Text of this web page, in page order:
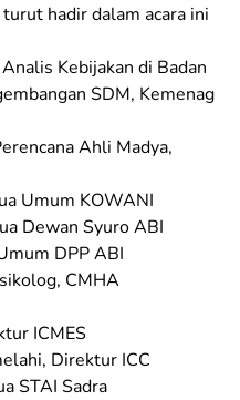
hadir dalam acara ini
Kebijakan di Badan
SDM, Kemenag
Ahli Madya,
Umum KOWANI
Dewan Syuro ABI
DPP ABI
CMHA
ICMES
Direktur ICC
STAI Sadra